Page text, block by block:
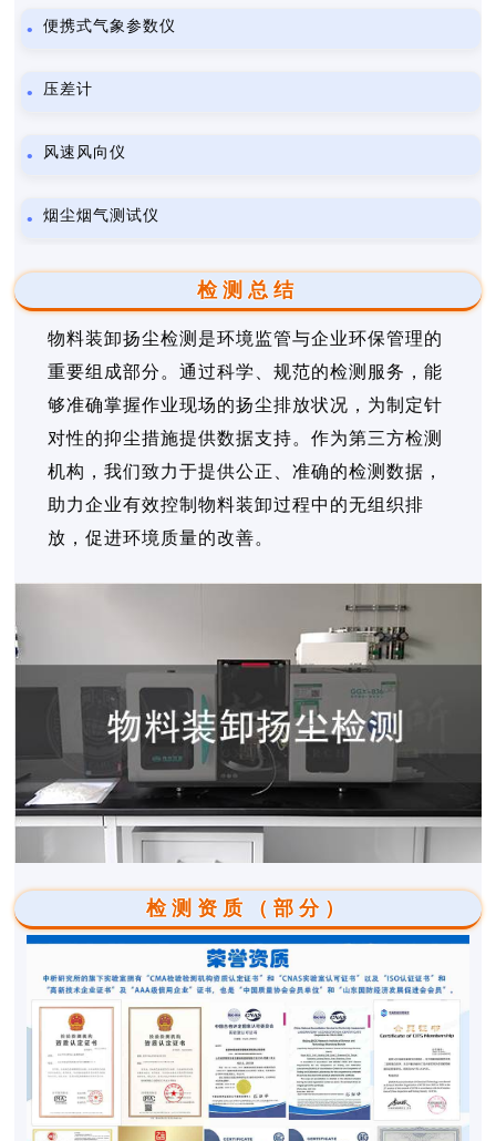
便携式气象参数仪
压差计
风速风向仪
烟尘烟气测试仪
检测总结
物料装卸扬尘检测是环境监管与企业环保管理的
重要组成部分。通过科学、规范的检测服务，能
够准确掌握作业现场的扬尘排放状况，为制定针
对性的抑尘措施提供数据支持。作为第三方检测
机构，我们致力于提供公正、准确的检测数据，
助力企业有效控制物料装卸过程中的无组织排
放，促进环境质量的改善。
检测资质（部分）